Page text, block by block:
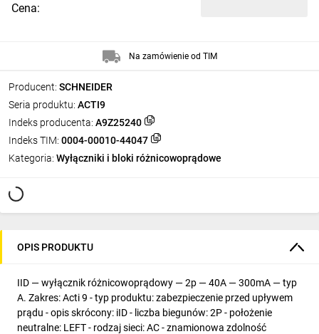
Producent: SCHNEIDER
Seria produktu: ACTI9
Indeks producenta: A9Z25240
Indeks TIM: 0004-00010-44047
Kategoria: Wyłączniki i bloki różnicowoprądowe
Cena:
Na zamówienie od TIM
OPIS PRODUKTU
IID — wyłącznik różnicowoprądowy — 2p — 40A — 300mA — typ
A. Zakres: Acti 9 - typ produktu: zabezpieczenie przed upływem
prądu - opis skrócony: iID - liczba biegunów: 2P - położenie
neutralne: LEFT - rodzaj sieci: AC - znamionowa zdolność